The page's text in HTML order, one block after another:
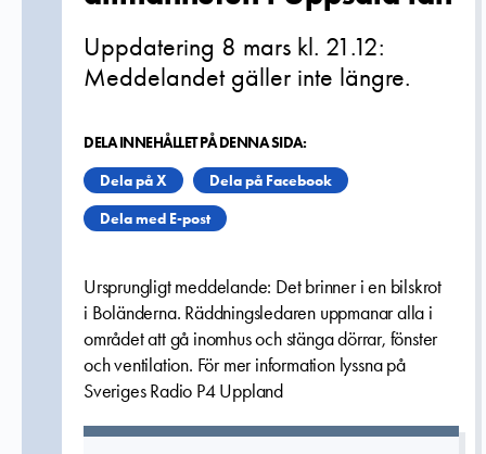
Uppdatering 8 mars kl. 21.12:
Meddelandet gäller inte längre.
DELA INNEHÅLLET PÅ DENNA SIDA:
Dela på X
Dela på Facebook
Dela med E-post
Ursprungligt meddelande: Det brinner i en bilskrot
i Boländerna. Räddningsledaren uppmanar alla i
området att gå inomhus och stänga dörrar, fönster
och ventilation. För mer information lyssna på
Sveriges Radio P4 Uppland